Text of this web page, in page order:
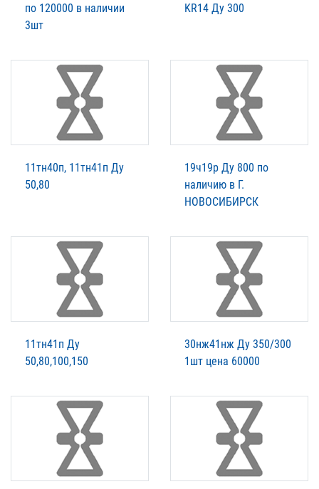
по 120000 в наличии
3шт
KR14 Ду 300
11тн40п, 11тн41п Ду
50,80
19ч19р Ду 800 по
наличию в Г.
НОВОСИБИРСК
11тн41п Ду
50,80,100,150
30нж41нж Ду 350/300
1шт цена 60000